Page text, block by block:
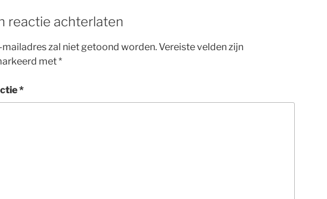
reactie achterlaten
mailadres zal niet getoond worden.Vereiste velden zijn
met*
*